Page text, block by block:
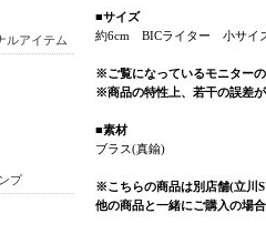
ルアイテム
プ
■サイズ
約6cm BICライター 小サイ
※ご覧になっているモニター
※商品の特性上、若干の誤差
■素材
ブラス(真鍮)
※こちらの商品は別店舗(立川
他の商品と一緒にご購入の場